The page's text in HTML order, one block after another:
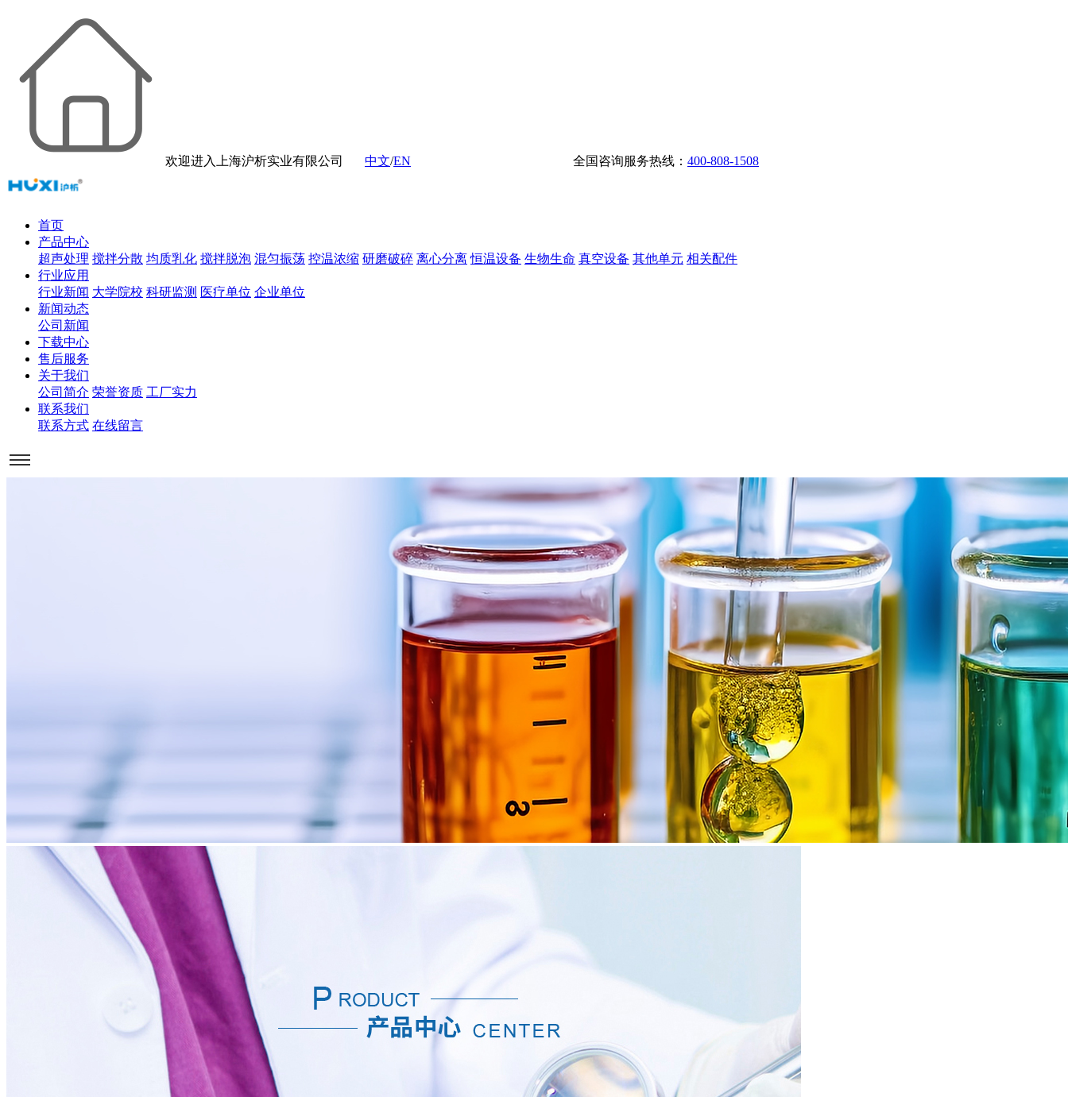
欢迎进入上海沪析实业有限公司 中文/EN 全国咨询服务热线： 400-808-1508
首页
产品中心
超声处理 搅拌分散 均质乳化 搅拌脱泡 混匀振荡 控温浓缩 研磨破碎 离心分离 恒温设备 生物生命 真空设备 其他单元 相关配件
行业应用
行业新闻 大学院校 科研监测 医疗单位 企业单位
新闻动态
公司新闻
下载中心
售后服务
关于我们
公司简介 荣誉资质 工厂实力
联系我们
联系方式 在线留言